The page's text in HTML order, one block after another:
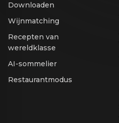
Downloaden
Wijnmatching
Recepten van
wereldklasse
AI-sommelier
Restaurantmodus